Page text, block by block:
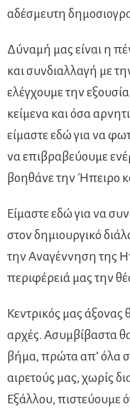
αδέσμευτη
Δύναμή μας είναι η
και συνδιαλλαγή με
ελέγχουμε την
κείμενα και όσα
είμαστε εδώ για να
να επιβραβεύουμε
βοηθάνε την Ήπειρο
Είμαστε εδώ για να
στον δημιουργικό
την Αναγέννηση της
περιφέρειά μας την
Κεντρικός μας άξονας
αρχές. Ασυμβίβαστα
βήμα, πρώτα απ’ όλα
αιρετούς μας, χωρίς
Εξάλλου, πιστεύουμε